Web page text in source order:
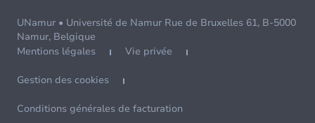
UNamur • Université de Namur Rue de Bruxelles 61, B-5000
Namur, Belgique
Mentions légales
Vie privée
Gestion des cookies
Conditions générales de facturation